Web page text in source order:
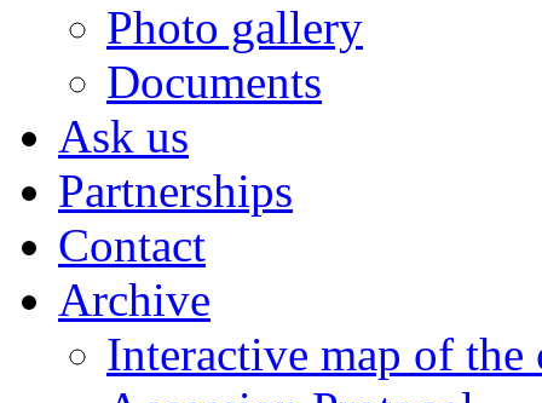
Photo gallery
Documents
Ask us
Partnerships
Contact
Archive
Interactive map of